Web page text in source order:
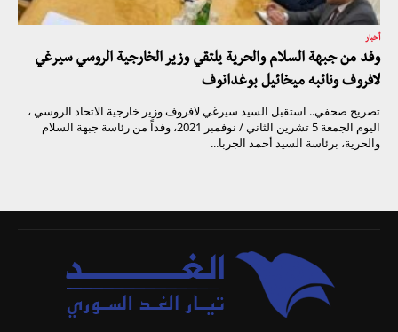
أخبار
وفد من جبهة السلام والحرية يلتقي وزير الخارجية الروسي سيرغي
لافروف ونائبه ميخائيل بوغدانوف
تصريح صحفي.. استقبل السيد سيرغي لافروف وزير خارجية الاتحاد الروسي ،
اليوم الجمعة 5 تشرين الثاني / نوفمبر 2021، وفداً من رئاسة جبهة السلام
والحرية، برئاسة السيد أحمد الجربا...